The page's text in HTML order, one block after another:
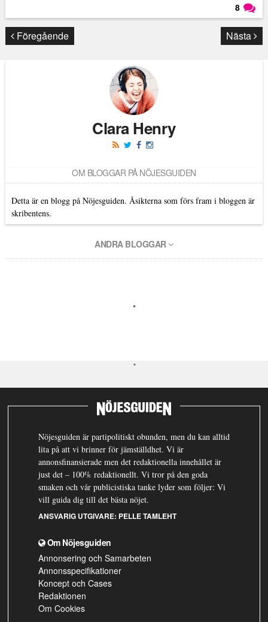
8
Läs kommentarer (8)
Föregående Nästa
Clara Henry
OM BLOGGAR PÅ NÖJESGUIDEN
Detta är en blogg på Nöjesguiden. Åsikterna som förs fram i bloggen är
skribentens.
ANDRA BLOGGAR
Nöjesguiden är partipolitiskt obunden, men du kan alltid
lita på att vi brinner för jämställdhet. Vi är
annonsfinansierade men det redaktionella innehållet är
just det – 100% redaktionellt. Vi tror på den goda
smaken och vår publicistiska tanke lyder som följer: Vi
vill guida dig till det bästa nöjet.
ANSVARIG UTGIVARE: PELLE TAMLEHT
Om Nöjesguiden
Annonsering och Samarbeten
Annonsspecifikationer
Koncept och Cases
Redaktionen
Om Cookies